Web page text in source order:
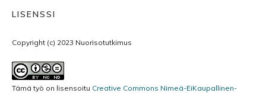
LISENSSI
Copyright (c) 2023 Nuorisotutkimus
Tämä työ on lisensoitu Creative Commons Nimeä-EiKaupallinen-